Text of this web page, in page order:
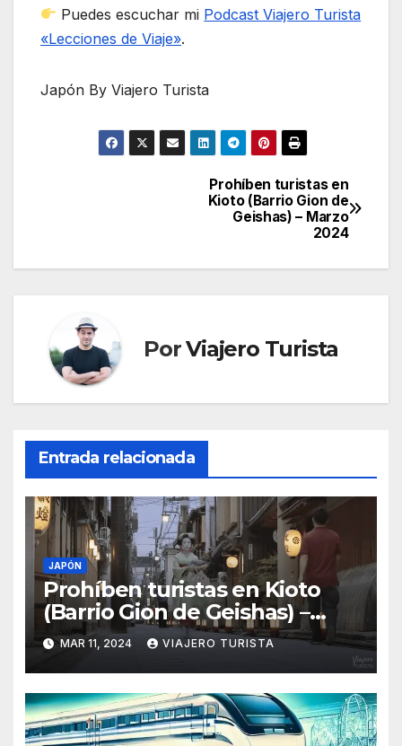
Puedes escuchar mi Podcast Viajero Turista
«Lecciones de Viaje».
Japón By Viajero Turista
entradas
Prohíben turistas en
Kioto (Barrio Gion de
Geishas) – Marzo
2024
PorViajero Turista
Entrada relacionada
JAPÓN
Prohíben turistas en Kioto
(Barrio Gion de Geishas) –
Marzo 2024
MAR 11, 2024 VIAJERO TURISTA